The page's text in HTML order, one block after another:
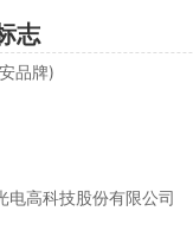
志
品牌)
电高科技股份有限公司